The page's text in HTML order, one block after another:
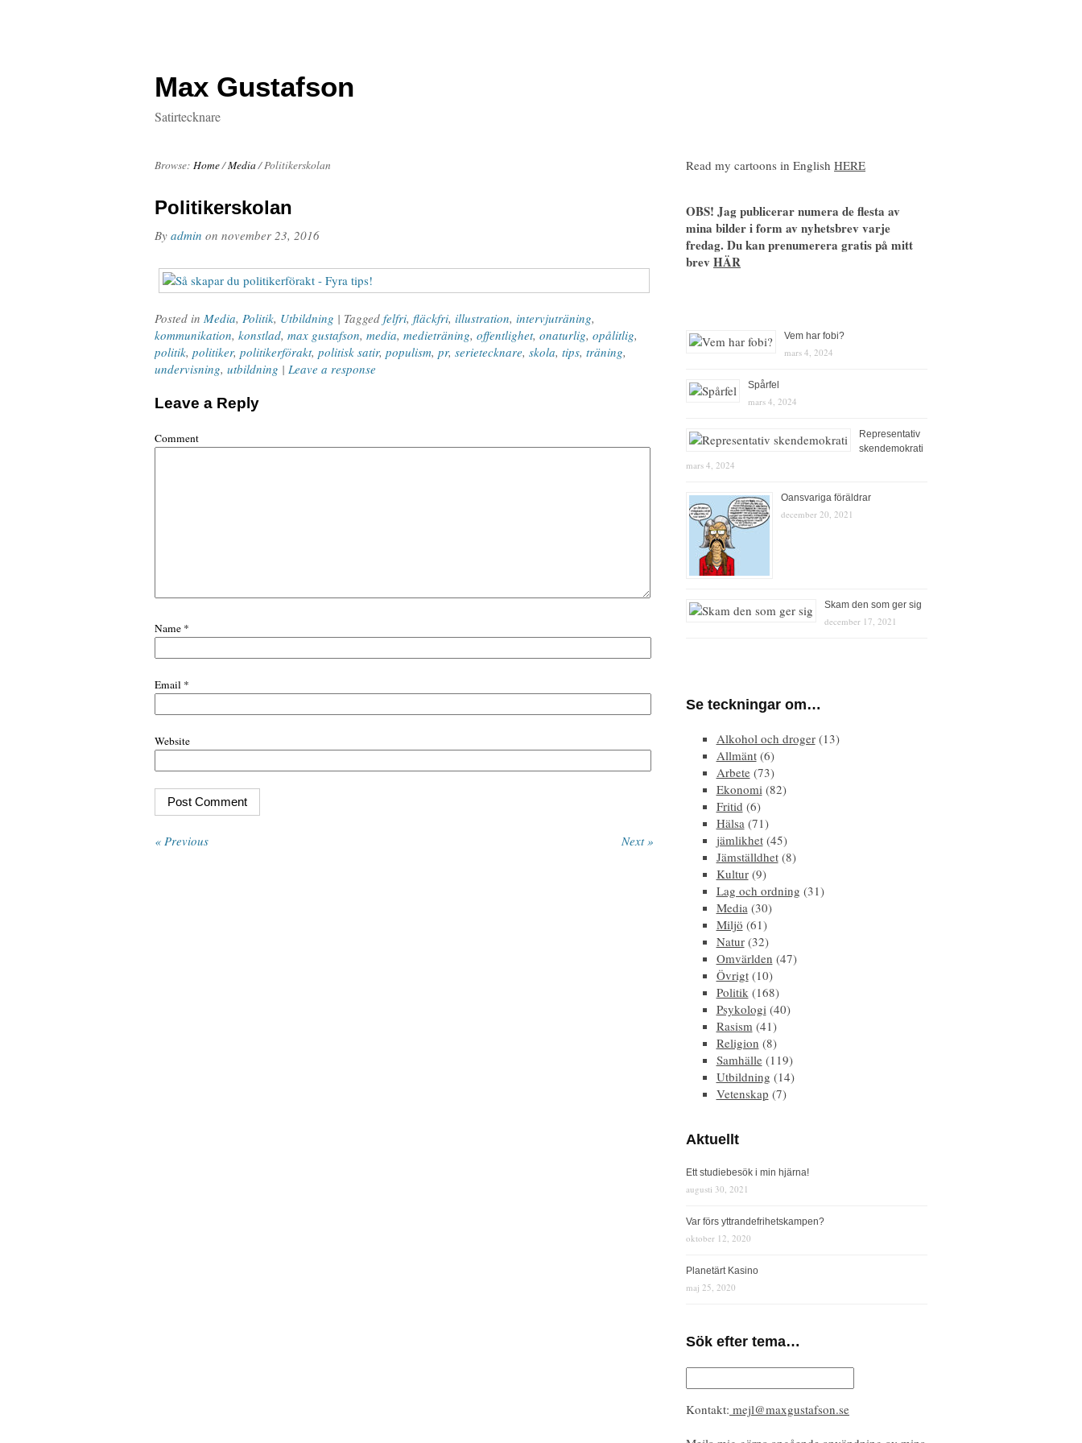
Max Gustafson
Satirtecknare
Browse: Home/Media/Politikerskolan
Politikerskolan
By admin on november 23, 2016
Posted in Media, Politik, Utbildning | Tagged felfri, fläckfri, illustration, intervjuträning,
kommunikation, konstlad, max gustafson, media, medieträning, offentlighet, onaturlig, opålitlig,
politik, politiker, politikerförakt, politisk satir, populism, pr, serietecknare, skola, tips, träning,
undervisning, utbildning | Leave a response
Leave a Reply
Comment
Name *
Email *
Website
« Previous Next »
Read my cartoons in English HERE
OBS! Jag publicerar numera de flesta av
mina bilder i form av nyhetsbrev varje
fredag. Du kan prenumerera gratis på mitt
brev HÄR
Vem har fobi?
mars 4, 2024
Spårfel
mars 4, 2024
Representativ
skendemokrati
mars 4, 2024
Oansvariga föräldrar
december 20, 2021
Skam den som ger sig
december 17, 2021
Se teckningar om…
Alkohol och droger(13)
Allmänt(6)
Arbete(73)
Ekonomi(82)
Fritid (6)
Hälsa(71)
jämlikhet(45)
Jämställdhet(8)
Kultur(9)
Lag och ordning (31)
Media(30)
Miljö (61)
Natur(32)
Omvärlden (47)
Övrigt(10)
Politik(168)
Psykologi(40)
Rasism(41)
Religion (8)
Samhälle(119)
Utbildning (14)
Vetenskap (7)
Aktuellt
Ett studiebesök i min hjärna!
augusti 30, 2021
Var förs yttrandefrihetskampen?
oktober 12, 2020
Planetärt Kasino
maj 25, 2020
Sök efter tema…
Kontakt: mejl@maxgustafson.se